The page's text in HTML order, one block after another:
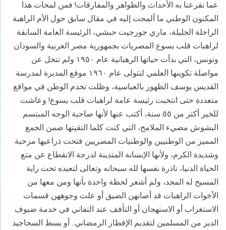
عما تقرعنا به الأحداث والظواهر والمفارقات! فمن لمحات هذا
المكنون الوطني ما ألمحت إليه في مقال سابق حول الأم الراهبة
الراحلة الجليلة، ماري جورجيت حبشي، الرئيسة العامة السابقة
لراهبات قلب يسوع المصريات بجمهورية مصر العربية والسودان
وتونس، التي بدأت حياتها الرهبانية عام ١٩٥٠ ولم تتخل عن
مواصلة تكوينها العلمي لتتولى عام ١٩٦٠ موقع المديرة لمدرسة
القديس يوسف الظهور بالعباسية، وظلت تخدم الوطن في مواقع
متعددة حتى انتخبت رئيسة عامة لراهبات قلب يسوع! وعاشت
للخير أكثر من ٥٥ سنة، أكتب عنها لأنها صاحبة الوجه المبتسم
البشوش مضيء الملامح، التي كنت كلما التقيتها ضمن الجمع
المميز من الوطنيين والوطنيات المصريين فتحت ذراعيها مرحبة
وشديدة الكرم، ولأنها الإنسانة المتدينة لدرجة الانقطاع عن متع
الحياة الدنيا، ناذرة نفسها لله سبحانه وتعالى لتعبده تحت راية
المسيح له المجد، ولم أشعر لحظة واحدة بأنها ومن معها من
الأخوات الراهبات قد أصابهن الضيق أو علت وجوههن قسمات
الاستغراب أو الاستهجان أو التأفف عند التفاني في خدمة ضيوف
الدير من المسلمين لتقديم الإفطار الرمضاني.. أو بسط السجاجيد